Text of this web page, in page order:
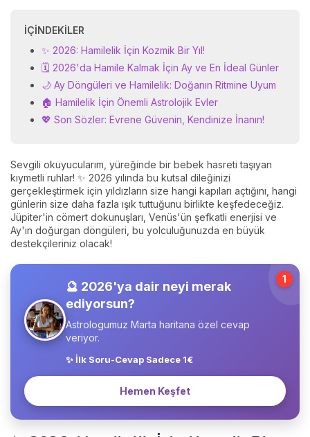
İÇINDEKILER
✨ 2026: Hamilelik İçin Kozmik Bir Yıl!
🗓️ 2026'da Hamile Kalmak İçin Ay ve En İdeal Günler
🌙 Ay Döngüleri ve Hamilelik: Doğanın Ritmine Uyum
🏠 Hamilelik İçin Önemli Astrolojik Evler
💖 Son Sözler: Evrene Güvenin, Kendinize İnanın!
Sevgili okuyucularım, yüreğinde bir bebek hasreti taşıyan
kıymetli ruhlar! ✨ 2026 yılında bu kutsal dileğinizi
gerçekleştirmek için yıldızların size hangi kapıları açtığını, hangi
günlerin size daha fazla ışık tuttuğunu birlikte keşfedeceğiz.
Jüpiter'in cömert dokunuşları, Venüs'ün şefkatli enerjisi ve
Ay'ın doğurgan döngüleri, bu yolculuğunuzda en büyük
destekçileriniz olacak!
🔮 2026'ya dair neyi merak
ediyorsun?
Astrologumuz Marta haritana özel cevap
veriyor.
✨ İlk Soru-Cevap Sadece 1€
Hemen Keşfet
1